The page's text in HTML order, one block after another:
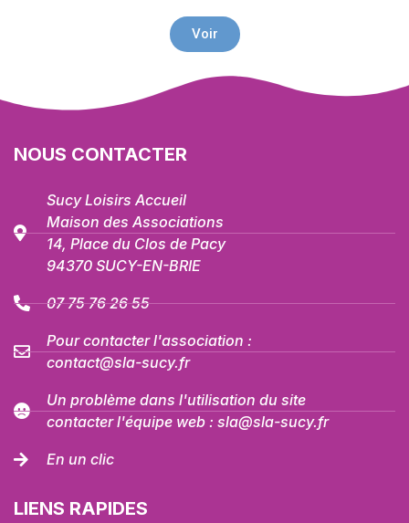
Voir
NOUS CONTACTER
Sucy Loisirs Accueil
Maison des Associations
14, Place du Clos de Pacy
94370 SUCY-EN-BRIE
07 75 76 26 55
Pour contacter l'association :
contact@sla-sucy.fr
Un problème dans l'utilisation du site
contacter l'équipe web : sla@sla-sucy.fr
En un clic
LIENS RAPIDES